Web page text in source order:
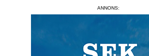
ANNONS: